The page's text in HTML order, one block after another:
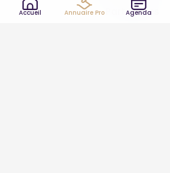
Accueil Annuaire Pro Agenda
Partenaires